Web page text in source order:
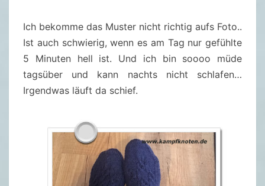
Ich bekomme das Muster nicht richtig aufs Foto..
Ist auch schwierig, wenn es am Tag nur gefühlte
5 Minuten hell ist. Und ich bin soooo müde
tagsüber und kann nachts nicht schlafen…
Irgendwas läuft da schief.